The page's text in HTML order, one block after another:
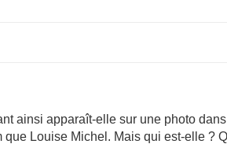
ainsi apparaît-elle sur une photo
Louise Michel. Mais qui est-elle ?